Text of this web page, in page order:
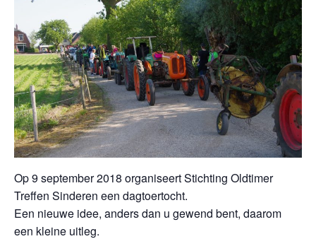
Op 9 september 2018 organiseert Stichting Oldtimer
Treffen Sinderen een dagtoertocht.
Een nieuwe idee, anders dan u gewend bent, daarom
een kleine uitleg.